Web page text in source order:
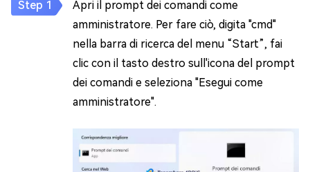
Apri il prompt dei comandi come
amministratore. Per fare ciò, digita "cmd"
nella barra di ricerca del menu “Start”, fai
clic con il tasto destro sull'icona del prompt
dei comandi e seleziona "Esegui come
amministratore".